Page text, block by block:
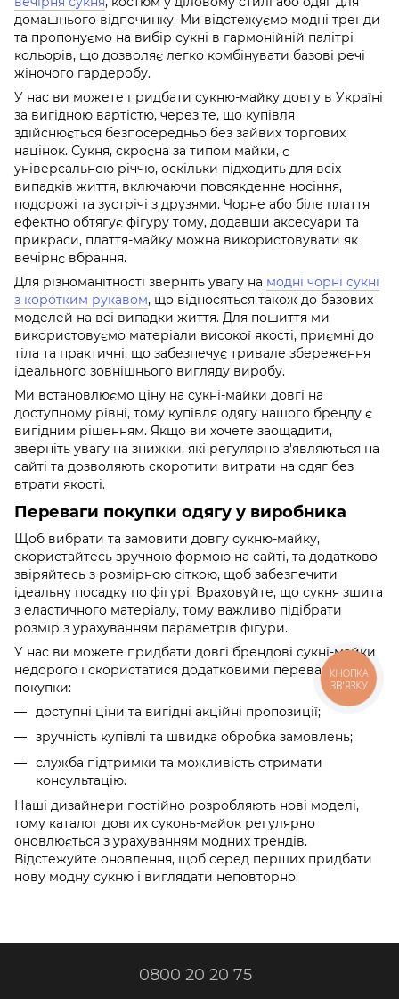
домашнього відпочинку. Ми відстежуємо модні тренди
та пропонуємо на вибір сукні в гармонійній палітрі
кольорів, що дозволяє легко комбінувати базові речі
жіночого гардеробу.
У нас ви можете придбати сукню-майку довгу в Україні
за вигідною вартістю, через те, що купівля
здійснюється безпосередньо без зайвих торгових
націнок. Сукня, скроєна за типом майки, є
універсальною річчю, оскільки підходить для всіх
випадків життя, включаючи повсякденне носіння,
подорожі та зустрічі з друзями. Чорне або біле плаття
ефектно обтягує фігуру тому, додавши аксесуари та
прикраси, плаття-майку можна використовувати як
вечірнє вбрання.
Для різноманітності зверніть увагу на модні чорні сукні
з коротким рукавом, що відносяться також до базових
моделей на всі випадки життя. Для пошиття ми
використовуємо матеріали високої якості, приємні до
тіла та практичні, що забезпечує тривале збереження
ідеального зовнішнього вигляду виробу.
Ми встановлюємо ціну на сукні-майки довгі на
доступному рівні, тому купівля одягу нашого бренду є
вигідним рішенням. Якщо ви хочете заощадити,
зверніть увагу на знижки, які регулярно з'являються на
сайті та дозволяють скоротити витрати на одяг без
втрати якості.
Переваги покупки одягу у виробника
Щоб вибрати та замовити довгу сукню-майку,
скористайтесь зручною формою на сайті, та додатково
звіряйтесь з розмірною сіткою, щоб забезпечити
ідеальну посадку по фігурі. Враховуйте, що сукня зшита
з еластичного матеріалу, тому важливо підібрати
розмір з урахуванням параметрів фігури.
У нас ви можете придбати довгі брендові сукні-майки
недорого і скористатися додатковими перевагами
покупки:
доступні ціни та вигідні акційні пропозиції;
зручність купівлі та швидка обробка замовлень;
служба підтримки та можливість отримати
консультацію.
Наші дизайнери постійно розробляють нові моделі,
тому каталог довгих суконь-майок регулярно
оновлюється з урахуванням модних трендів.
Відстежуйте оновлення, щоб серед перших придбати
нову модну сукню і виглядати неповторно.
0800 20 20 75
КНОПКА
ЗВ'ЯЗКУ